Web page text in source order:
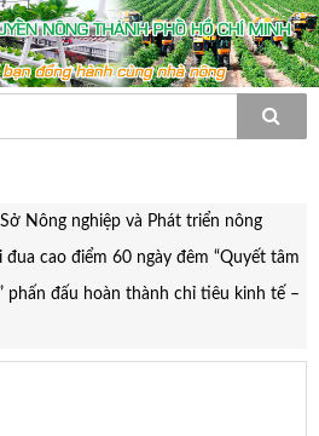
Sở Nông nghiệp và Phát triển nông
cao điểm 60 ngày đêm “Quyết tâm
phấn đấu hoàn thành chỉ tiêu kinh tế –